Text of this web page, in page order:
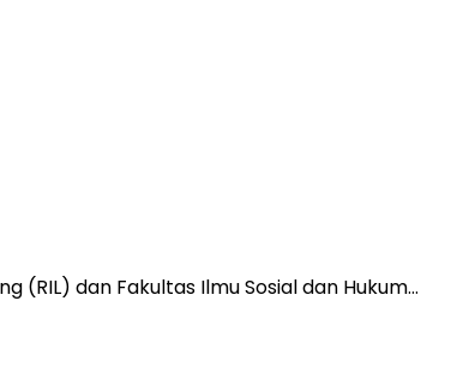
(RIL) dan Fakultas Ilmu Sosial dan Hukum…